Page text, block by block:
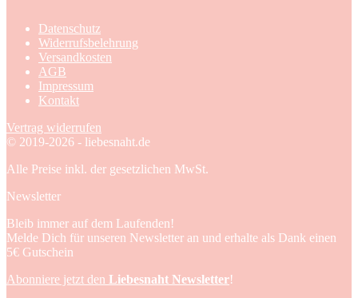
Datenschutz
Widerrufsbelehrung
Versandkosten
AGB
Impressum
Kontakt
Vertrag widerrufen
© 2019-2026 - liebesnaht.de
Alle Preise inkl. der gesetzlichen MwSt.
Newsletter
Bleib immer auf dem Laufenden!
Melde Dich für unseren Newsletter an und erhalte als Dank einen
5€ Gutschein
Abonniere jetzt den Liebesnaht Newsletter!